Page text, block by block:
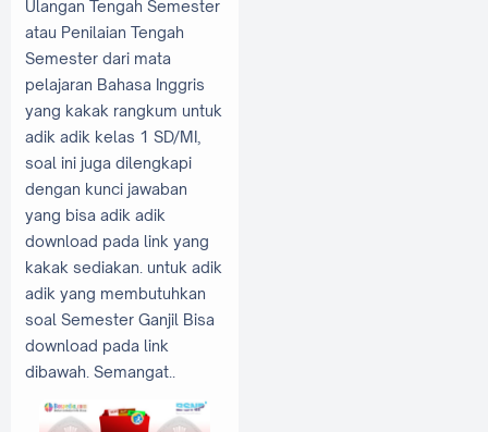
Ulangan Tengah Semester
atau Penilaian Tengah
Semester dari mata
pelajaran Bahasa Inggris
yang kakak rangkum untuk
adik adik kelas 1 SD/MI,
soal ini juga dilengkapi
dengan kunci jawaban
yang bisa adik adik
download pada link yang
kakak sediakan. untuk adik
adik yang membutuhkan
soal Semester Ganjil Bisa
download pada link
dibawah. Semangat..